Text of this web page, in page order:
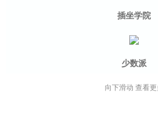
插坐学院
少数派
向下滑动 查看更